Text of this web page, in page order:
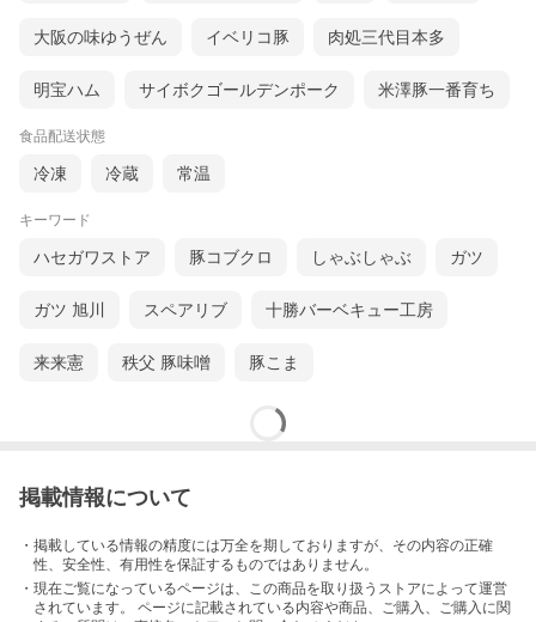
大阪の味ゆうぜん イベリコ豚 肉処三代目本多
明宝ハム サイボクゴールデンポーク 米澤豚一番育ち
食品配送状態
冷凍 冷蔵 常温
キーワード
ハセガワストア 豚コブクロ しゃぶしゃぶ ガツ
ガツ 旭川 スペアリブ 十勝バーベキュー工房
来来憲 秩父 豚味噌 豚こま
掲載情報について
・掲載している情報の精度には万全を期しておりますが、その内容の正確
性、安全性、有用性を保証するものではありません。
・現在ご覧になっているページは、この商品を取り扱うストアによって運営
されています。 ページに記載されている内容や商品、ご購入 、ご購入に関